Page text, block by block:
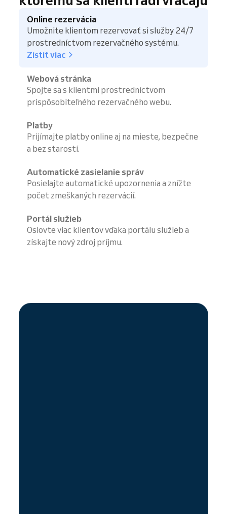
Online rezervácia
Umožnite klientom rezervovať si služby 24/7
prostredníctvom rezervačného systému.
Zistiť viac
Webová stránka
Spojte sa s klientmi prostredníctvom
prispôsobiteľného rezervačného webu.
Platby
Prijímajte platby online aj na mieste, bezpečne
a bez starostí.
Automatické zasielanie správ
Posielajte automatické upozornenia a znížte
počet zmeškaných rezervácií.
Portál služieb
Oslovte viac klientov vďaka portálu služieb a
získajte nový zdroj príjmu.